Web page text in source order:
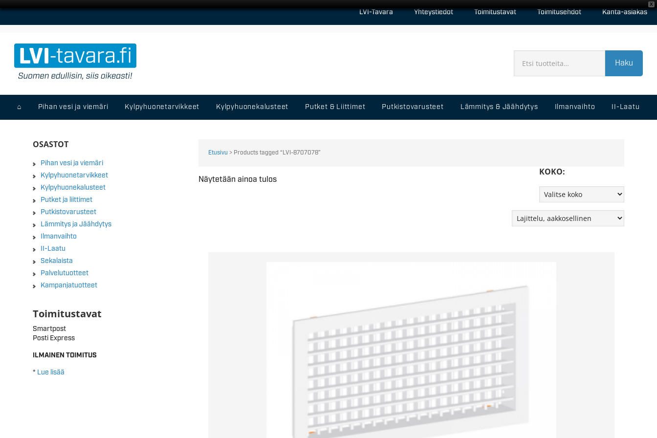
X
LVI-Tavara Yhteystiedot Toimitustavat Toimitusehdot Kanta-asiakas
Haku
⌂ Pihan vesi ja viemäri Kylpyhuonetarvikkeet Kylpyhuonekalusteet Putket & Liittimet Putkistovarusteet Lämmitys & Jäähdytys Ilmanvaihto II-Laatu
Etusivu > Products tagged “LVI-8707078”
KOKO:
Näytetään ainoa tulos
OSASTOT
Pihan vesi ja viemäri
Kylpyhuonetarvikkeet
Kylpyhuonekalusteet
Putket ja liittimet
Putkistovarusteet
Lämmitys ja Jäähdytys
Ilmanvaihto
II-Laatu
Sekalaista
Palvelutuotteet
Kampanjatuotteet
Toimitustavat
Smartpost
Posti Express
ILMAINEN TOIMITUS
* Lue lisää